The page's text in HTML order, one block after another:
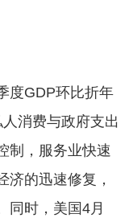
度GDP环比折年
消费与政府支出
制，服务业快速
济的迅速修复，
同时，美国4月